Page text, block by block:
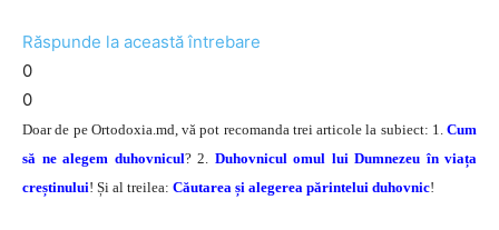
Răspunde la această întrebare
0
0
Doar de pe Ortodoxia.md, vă pot recomanda trei articole la subiect: 1. Cum
să ne alegem duhovnicul? 2. Duhovnicul omul lui Dumnezeu în viața
creștinului! Și al treilea: Căutarea și alegerea părintelui duhovnic!